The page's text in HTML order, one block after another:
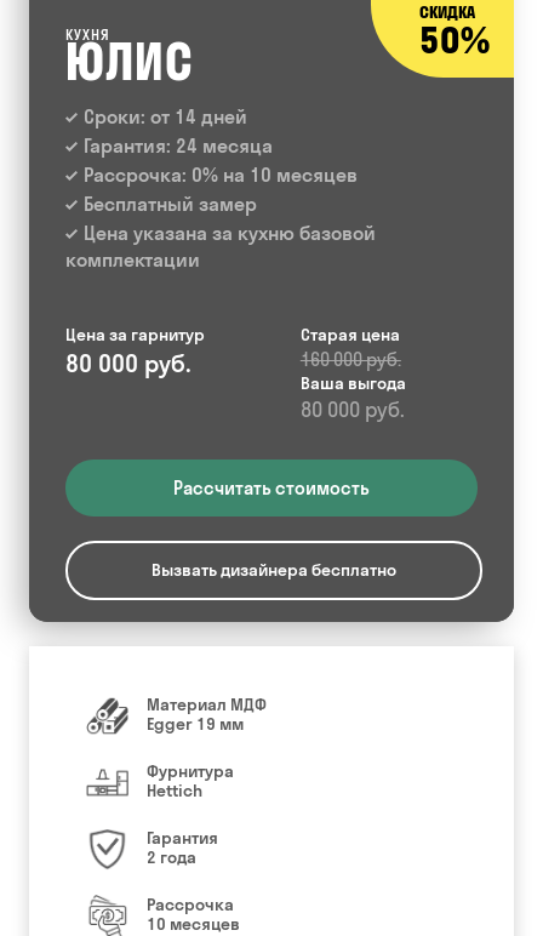
СКИДКА
50%
КУХНЯ
ЮЛИС
Сроки: от 14 дней
Гарантия: 24 месяца
Рассрочка: 0% на 10 месяцев
Бесплатный замер
Цена указана за кухню базовой
комплектации
Цена за гарнитур
80 000 руб.
Старая цена
160 000 руб.
Ваша выгода
80 000 руб.
Рассчитать стоимость
Вызвать дизайнера бесплатно
Материал МДФ
Egger 19 мм
Фурнитура
Hettich
Гарантия
2 года
Рассрочка
10 месяцев